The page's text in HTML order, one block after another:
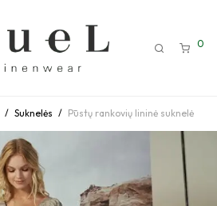
0
/ Suknelės / Pūstų rankovių lininė suknelė